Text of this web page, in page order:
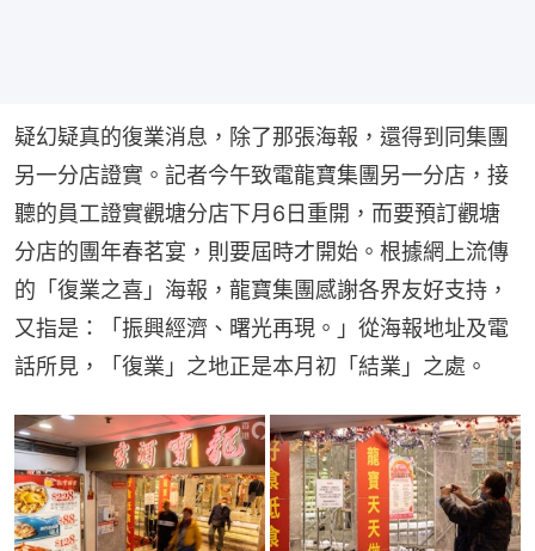
疑幻疑真的復業消息，除了那張海報，還得到同集團
另一分店證實。記者今午致電龍寶集團另一分店，接
聽的員工證實觀塘分店下月6日重開，而要預訂觀塘
分店的團年春茗宴，則要屆時才開始。根據網上流傳
的「復業之喜」海報，龍寶集團感謝各界友好支持，
又指是：「振興經濟、曙光再現。」從海報地址及電
話所見，「復業」之地正是本月初「結業」之處。